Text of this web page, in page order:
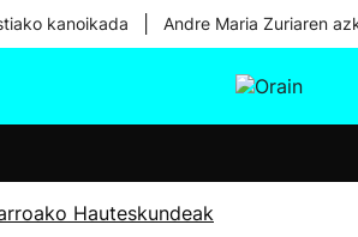
kanoikada Andre Maria Zuriaren
Hauteskundeak